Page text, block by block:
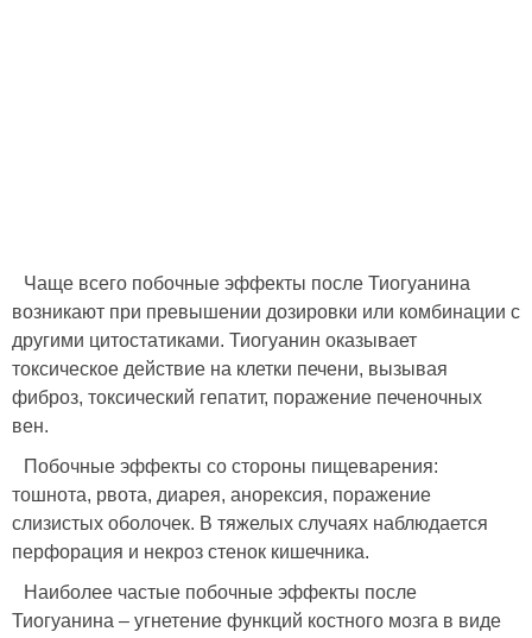
Чаще всего побочные эффекты после Тиогуанина
возникают при превышении дозировки или комбинации с
другими цитостатиками. Тиогуанин оказывает
токсическое действие на клетки печени, вызывая
фиброз, токсический гепатит, поражение печеночных
вен.
Побочные эффекты со стороны пищеварения:
тошнота, рвота, диарея, анорексия, поражение
слизистых оболочек. В тяжелых случаях наблюдается
перфорация и некроз стенок кишечника.
Наиболее частые побочные эффекты после
Тиогуанина – угнетение функций костного мозга в виде